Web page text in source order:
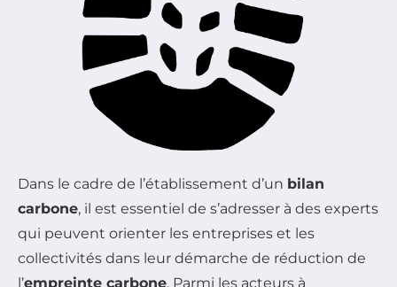
Dans le cadre de l’établissement d’un bilan
carbone, il est essentiel de s’adresser à des experts
qui peuvent orienter les entreprises et les
collectivités dans leur démarche de réduction de
l’empreinte carbone. Parmi les acteurs à